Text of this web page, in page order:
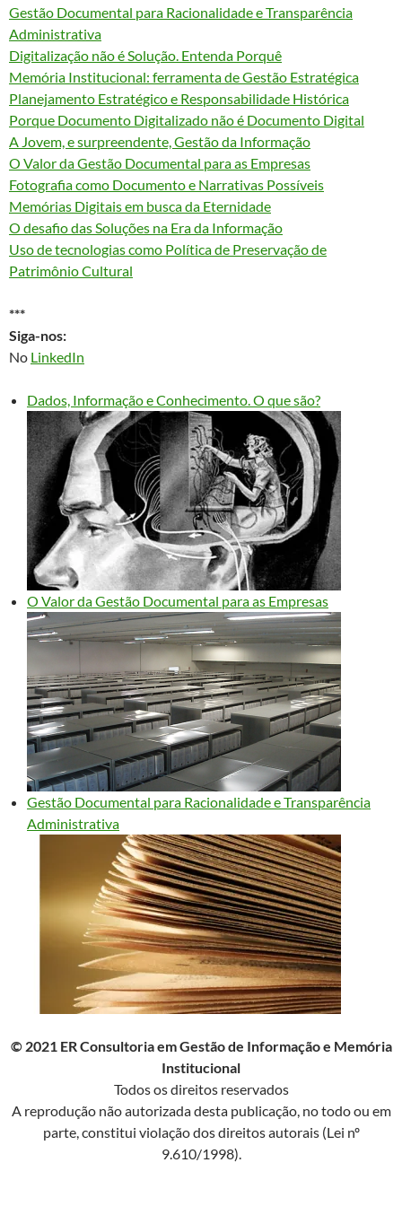
Gestão Documental para Racionalidade e Transparência
Administrativa
Digitalização não é Solução. Entenda Porquê
Memória Institucional: ferramenta de Gestão Estratégica
Planejamento Estratégico e Responsabilidade Histórica
Porque Documento Digitalizado não é Documento Digital
A Jovem, e surpreendente, Gestão da Informação
O Valor da Gestão Documental para as Empresas
Fotografia como Documento e Narrativas Possíveis
Memórias Digitais em busca da Eternidade
O desafio das Soluções na Era da Informação
Uso de tecnologias como Política de Preservação de
Patrimônio Cultural
***
Siga-nos:
No LinkedIn
Dados, Informação e Conhecimento. O que são?
O Valor da Gestão Documental para as Empresas
Gestão Documental para Racionalidade e Transparência
Administrativa
© 2021 ER Consultoria em Gestão de Informação e Memória
Institucional
Todos os direitos reservados
A reprodução não autorizada desta publicação, no todo ou em
parte, constitui violação dos direitos autorais (Lei nº
9.610/1998).